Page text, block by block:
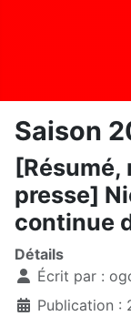
Saison
presse]
continue
Détails
Écrit par :
Publication :